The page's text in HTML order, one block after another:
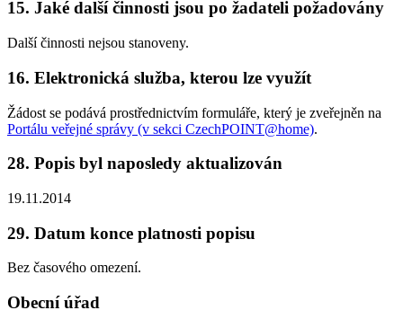
15. Jaké další činnosti jsou po žadateli požadovány
Další činnosti nejsou stanoveny.
16. Elektronická služba, kterou lze využít
Žádost se podává prostřednictvím formuláře, který je zveřejněn na
Portálu veřejné správy (v sekci CzechPOINT@home).
28. Popis byl naposledy aktualizován
19.11.2014
29. Datum konce platnosti popisu
Bez časového omezení.
Obecní úřad